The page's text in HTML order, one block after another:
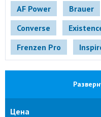
AF Power Brauer
Converse
Frenzen Pro
Цена